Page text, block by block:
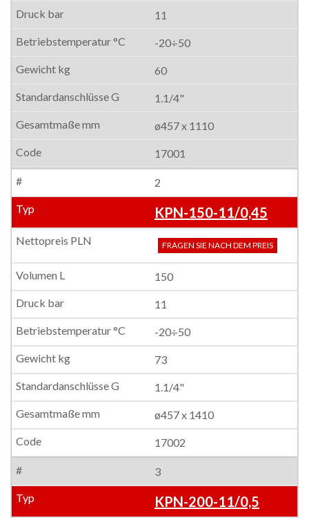
11
-20÷50
60
1.1/4"
ø457 x 1110
17001
2
KPN-150-11/0,45
FRAGEN SIE NACH DEM PREIS
150
11
-20÷50
73
1.1/4"
ø457 x 1410
17002
3
KPN-200-11/0,5